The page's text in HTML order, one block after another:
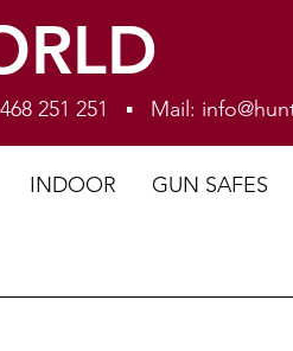
251 251 ▪ Mail:
INDOOR GUN SAFES